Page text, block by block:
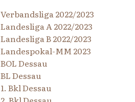
Verbandsliga 2022/2023
Landesliga A 2022/2023
Landesliga B 2022/2023
Landespokal-MM 2023
BOL Dessau
BL Dessau
1. Bkl Dessau